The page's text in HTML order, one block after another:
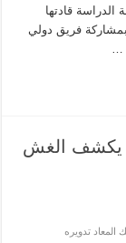
الدراسة قادتها
بمشاركة فريق دولي
…
يكشف الغش
تدويره